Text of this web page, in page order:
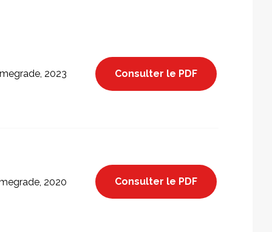
2023 Consulter le PDF
2020 Consulter le PDF